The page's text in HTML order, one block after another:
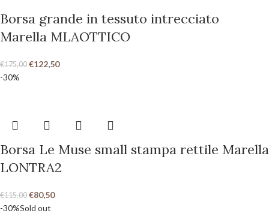
Borsa grande in tessuto intrecciato
Marella MLAOTTICO
€175,00 €122,50
-30%
Borsa Le Muse small stampa rettile Marella
LONTRA2
€115,00 €80,50
-30%Sold out